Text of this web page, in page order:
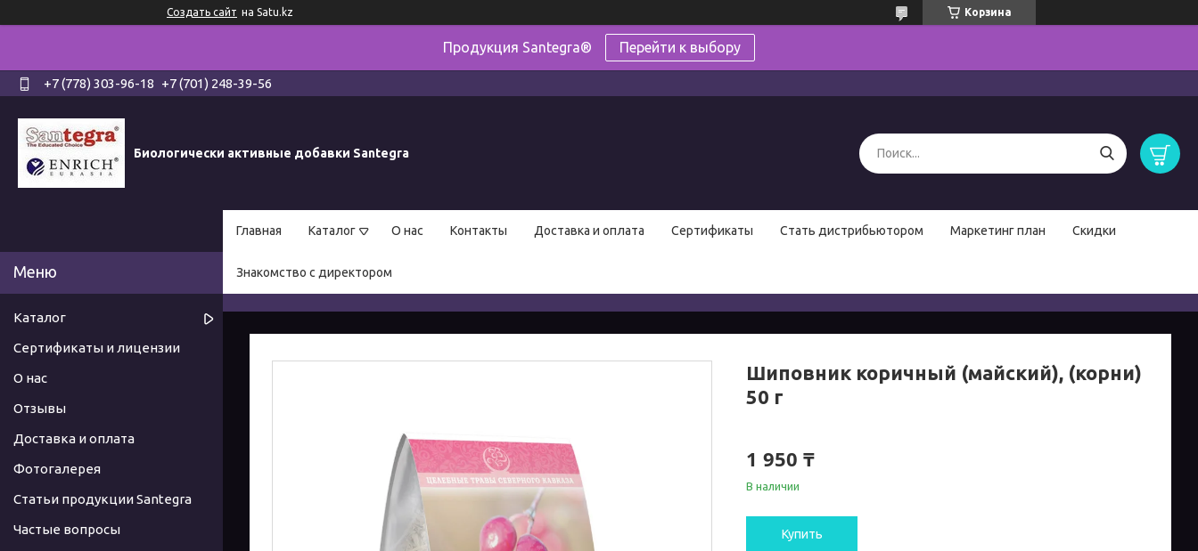
Создать сайт на Satu.kz Корзина
Продукция Santegra® Перейти к выбору
+7 (778) 303-96-18 +7 (701) 248-39-56
Биологически активные добавки Santegra
Главная Каталог О нас Контакты Доставка и оплата Сертификаты Стать дистрибьютором Маркетинг план Скидки
Знакомство с директором
Шиповник коричный (майский), (корни)
50 г
1 950 ₸
В наличии
Купить
Каталог
Сертификаты и лицензии
О нас
Отзывы
Доставка и оплата
Фотогалерея
Статьи продукции Santegra
Частые вопросы